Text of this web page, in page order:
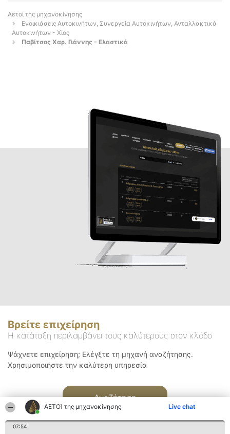
ΑΕΤΟΊ της μηχανοκίνησης Live chat
07:54
Αετοί της μηχανοκίνησης
Ενοικιάσεις Αυτοκινήτων, Συνεργεία Αυτοκινήτων, Ανταλλακτικά
Αυτοκινήτων - Χίος
Παβίτσος Χαρ. Γιάννης - Ελαστικά
Βρείτε επιχείρηση
Η κατάταξη περιλαμβάνει τους καλύτερους στον κλάδο
Ψάχνετε επιχείρηση; Ελέγξτε τη μηχανή αναζήτησης.
Χρησιμοποιήστε την καλύτερη υπηρεσία
Αναζήτηση